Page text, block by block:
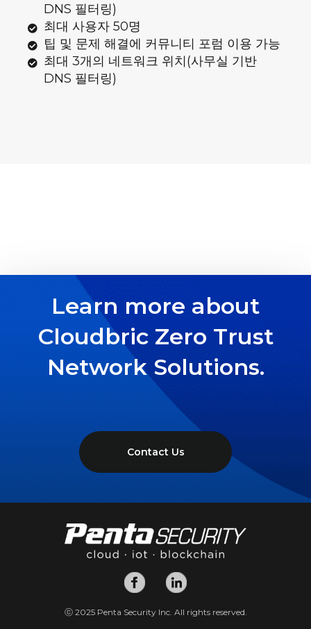
DNS 필터링)
최대 사용자 50명
팁 및 문제 해결에 커뮤니티 포럼 이용 가능
최대 3개의 네트워크 위치(사무실 기반
DNS 필터링)
Learn more about
Cloudbric Zero Trust
Network Solutions.
Contact Us
ⓒ 2025 Penta Security Inc. All rights reserved.